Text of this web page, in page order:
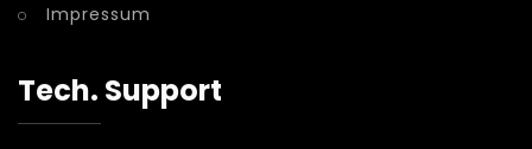
Impressum
Tech. Support